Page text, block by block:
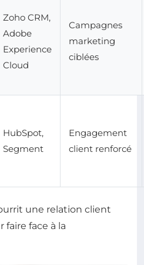
Zoho CRM,
Adobe
Experience
Cloud
Campagnes
marketing
ciblées
HubSpot,
Segment
Engagement
client renforcé
une relation client
faire face à la